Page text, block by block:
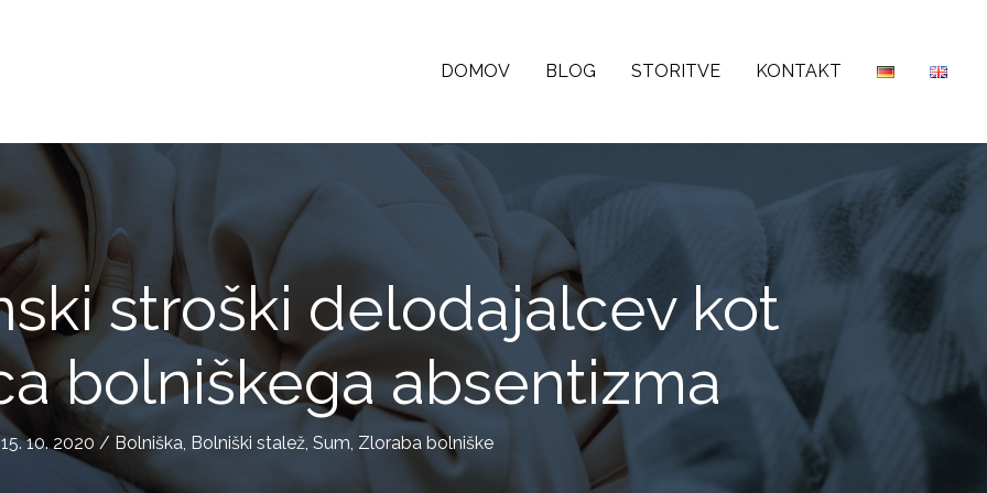
DOMOV BLOG STORITVE KONTAKT
stroški delodajalcev kot
bolniškega absentizma
15. 10. 2020 / Bolniška Bolniški stalež, Sum Zloraba bolniške